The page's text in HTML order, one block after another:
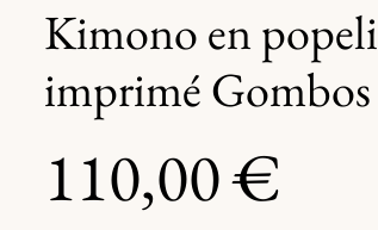
Kimono en
imprimé
110,00 €